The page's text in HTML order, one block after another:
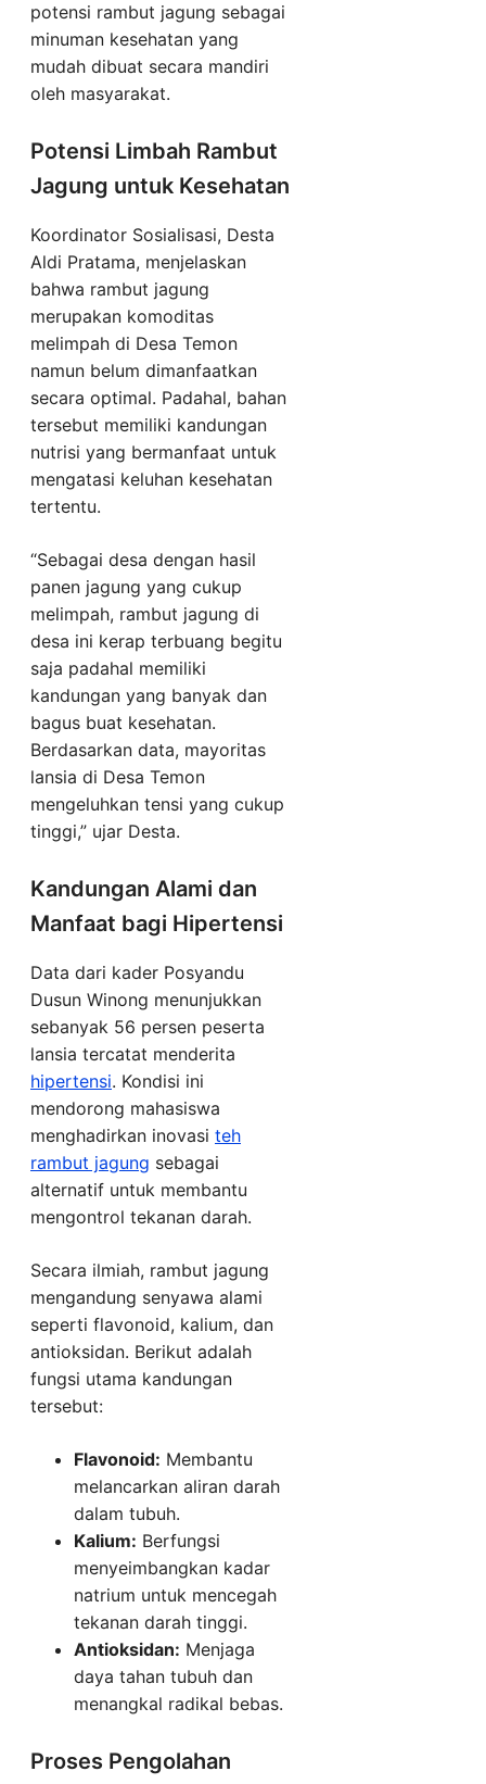
potensi rambut jagung sebagai
minuman kesehatan yang
mudah dibuat secara mandiri
oleh masyarakat.
Potensi Limbah Rambut
Jagung untuk Kesehatan
Koordinator Sosialisasi, Desta
Aldi Pratama, menjelaskan
bahwa rambut jagung
merupakan komoditas
melimpah di Desa Temon
namun belum dimanfaatkan
secara optimal. Padahal, bahan
tersebut memiliki kandungan
nutrisi yang bermanfaat untuk
mengatasi keluhan kesehatan
tertentu.
“Sebagai desa dengan hasil
panen jagung yang cukup
melimpah, rambut jagung di
desa ini kerap terbuang begitu
saja padahal memiliki
kandungan yang banyak dan
bagus buat kesehatan.
Berdasarkan data, mayoritas
lansia di Desa Temon
mengeluhkan tensi yang cukup
tinggi,” ujar Desta.
Kandungan Alami dan
Manfaat bagi Hipertensi
Data dari kader Posyandu
Dusun Winong menunjukkan
sebanyak 56 persen peserta
lansia tercatat menderita
hipertensi. Kondisi ini
mendorong mahasiswa
menghadirkan inovasi teh
rambut jagung sebagai
alternatif untuk membantu
mengontrol tekanan darah.
Secara ilmiah, rambut jagung
mengandung senyawa alami
seperti flavonoid, kalium, dan
antioksidan. Berikut adalah
fungsi utama kandungan
tersebut:
Flavonoid: Membantu
melancarkan aliran darah
dalam tubuh.
Kalium: Berfungsi
menyeimbangkan kadar
natrium untuk mencegah
tekanan darah tinggi.
Antioksidan: Menjaga
daya tahan tubuh dan
menangkal radikal bebas.
Proses Pengolahan